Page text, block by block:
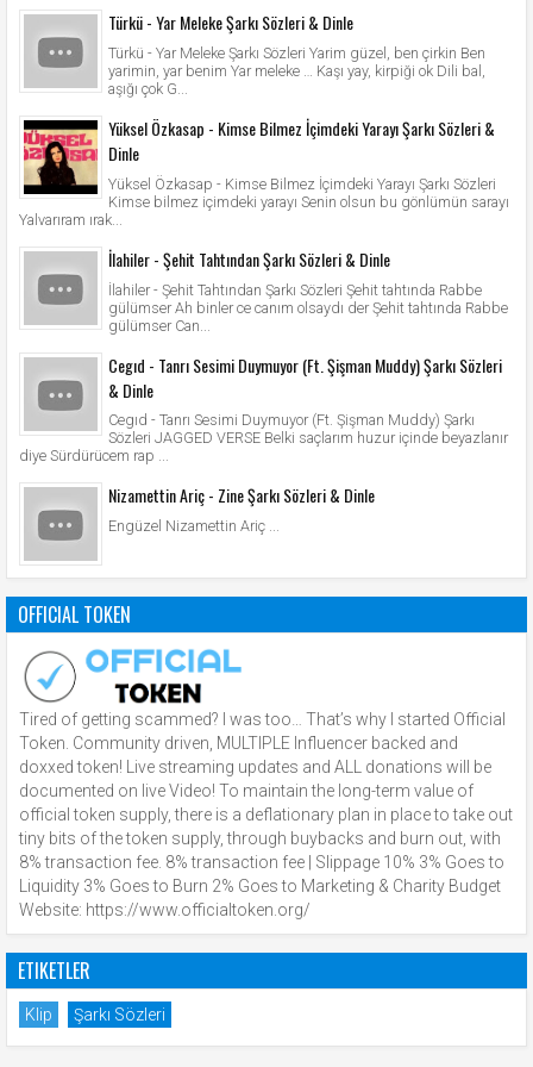
Türkü - Yar Meleke Şarkı Sözleri & Dinle
Türkü - Yar Meleke Şarkı Sözleri Yarim güzel, ben çirkin Ben
yarimin, yar benim Yar meleke … Kaşı yay, kirpiği ok Dili bal,
aşığı çok G...
Yüksel Özkasap - Kimse Bilmez İçimdeki Yarayı Şarkı Sözleri &
Dinle
Yüksel Özkasap - Kimse Bilmez İçimdeki Yarayı Şarkı Sözleri
Kimse bilmez içimdeki yarayı Senin olsun bu gönlümün sarayı
Yalvarıram ırak...
İlahiler - Şehit Tahtından Şarkı Sözleri & Dinle
İlahiler - Şehit Tahtından Şarkı Sözleri Şehit tahtında Rabbe
gülümser Ah binler ce canım olsaydı der Şehit tahtında Rabbe
gülümser Can...
Cegıd - Tanrı Sesimi Duymuyor (Ft. Şişman Muddy) Şarkı Sözleri
& Dinle
Cegıd - Tanrı Sesimi Duymuyor (Ft. Şişman Muddy) Şarkı
Sözleri JAGGED VERSE Belki saçlarım huzur içinde beyazlanır
diye Sürdürücem rap ...
Nizamettin Ariç - Zine Şarkı Sözleri & Dinle
Engüzel Nizamettin Ariç ...
OFFICIAL TOKEN
Tired of getting scammed? I was too… That’s why I started Official
Token. Community driven, MULTIPLE Influencer backed and
doxxed token! Live streaming updates and ALL donations will be
documented on live Video! To maintain the long-term value of
official token supply, there is a deflationary plan in place to take out
tiny bits of the token supply, through buybacks and burn out, with
8% transaction fee. 8% transaction fee | Slippage 10% 3% Goes to
Liquidity 3% Goes to Burn 2% Goes to Marketing & Charity Budget
Website: https://www.officialtoken.org/
ETIKETLER
Klip Şarkı Sözleri